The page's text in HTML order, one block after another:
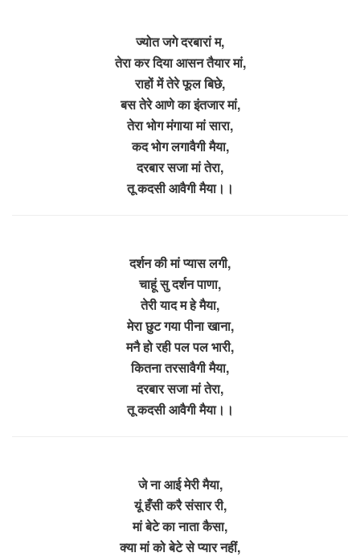
ज्योत जगे दरबारां म,
तेरा कर दिया आसन तैयार मां,
राहों में तेरे फूल बिछे,
बस तेरे आणे का इंतजार मां,
तेरा भोग मंगाया मां सारा,
कद भोग लगावैगी मैया,
दरबार सजा मां तेरा,
तू कदसी आवैगी मैया।।
दर्शन की मां प्यास लगी,
चाहूं सु दर्शन पाणा,
तेरी याद म हे मैया,
मेरा छुट गया पीना खाना,
मनै हो रही पल पल भारी,
कितना तरसावैगी मैया,
दरबार सजा मां तेरा,
तू कदसी आवैगी मैया।।
जे ना आई मेरी मैया,
यूं हँसी करै संसार री,
मां बेटे का नाता कैसा,
क्या मां को बेटे से प्यार नहीं,